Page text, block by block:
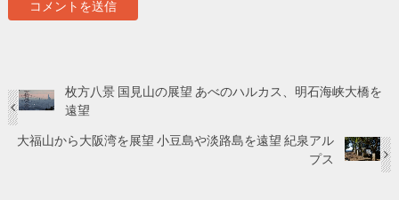
枚方八景 国見山の展望 あべのハルカス、明石海峡大橋を
遠望
大福山から大阪湾を展望 小豆島や淡路島を遠望 紀泉アル
プス